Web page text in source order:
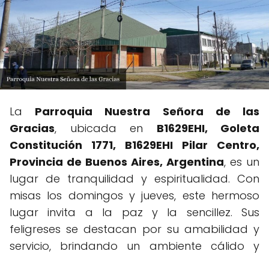
La Parroquia Nuestra Señora de las
Gracias, ubicada en B1629EHI, Goleta
Constitución 1771, B1629EHI Pilar Centro,
Provincia de Buenos Aires, Argentina, es un
lugar de tranquilidad y espiritualidad. Con
misas los domingos y jueves, este hermoso
lugar invita a la paz y la sencillez. Sus
feligreses se destacan por su amabilidad y
servicio, brindando un ambiente cálido y